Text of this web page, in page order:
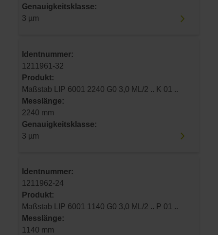
Genauigkeitsklasse:
3 µm
Identnummer:
1211961-32
Produkt:
Maßstab LIP 6001 2240 G0 3,0 ML/2 .. K 01 ..
Messlänge:
2240 mm
Genauigkeitsklasse:
3 µm
Identnummer:
1211962-24
Produkt:
Maßstab LIP 6001 1140 G0 3,0 ML/2 .. P 01 ..
Messlänge:
1140 mm